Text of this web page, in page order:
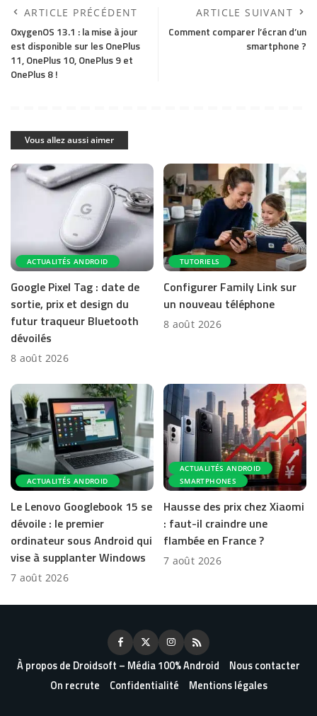
ARTICLE PRÉCÉDENT
OxygenOS 13.1 : la mise à jour
est disponible sur les OnePlus
11, OnePlus 10, OnePlus 9 et
OnePlus 8 !
ARTICLE SUIVANT
Comment comparer l’écran d’un
smartphone ?
Vous allez aussi aimer
ACTUALITÉS ANDROID
Google Pixel Tag : date de
sortie, prix et design du
futur traqueur Bluetooth
dévoilés
8 août 2026
TUTORIELS
Configurer Family Link sur
un nouveau téléphone
8 août 2026
ACTUALITÉS ANDROID
Le Lenovo Googlebook 15 se
dévoile : le premier
ordinateur sous Android qui
vise à supplanter Windows
7 août 2026
ACTUALITÉS ANDROID
SMARTPHONES
Hausse des prix chez Xiaomi
: faut-il craindre une
flambée en France ?
7 août 2026
À propos de Droidsoft – Média 100% Android
Nous contacter
On recrute
Confidentialité Mentions légales